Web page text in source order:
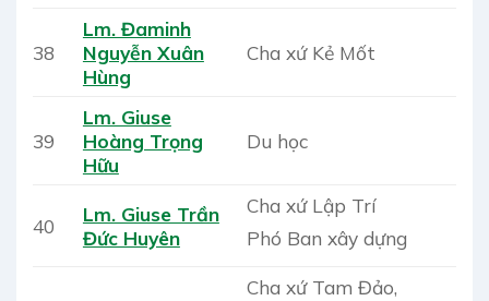
38
Lm. Đaminh
Nguyễn Xuân
Hùng
Cha xứ Kẻ Mốt
39
Lm. Giuse
Hoàng Trọng
Hữu
Du học
40
Lm. Giuse Trần
Đức Huyên
Cha xứ Lập Trí
Phó Ban xây dựng
Cha xứ Tam Đảo,